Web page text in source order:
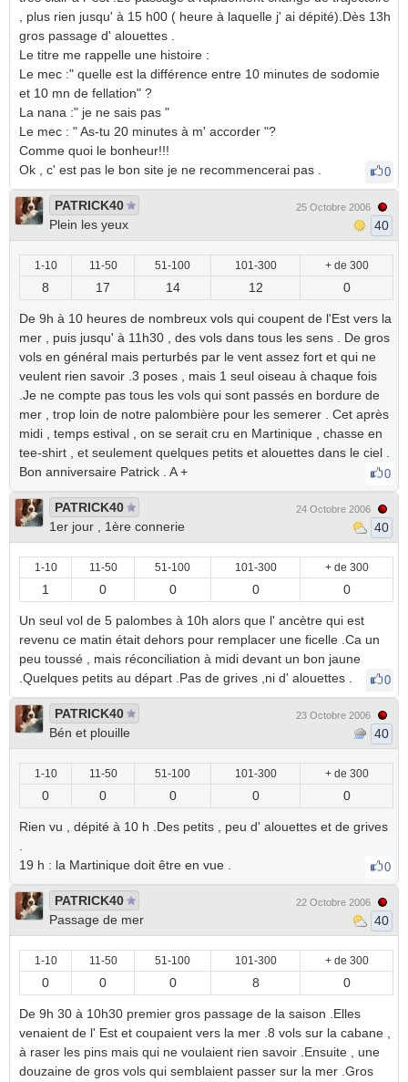
, plus rien jusqu' à 15 h00 ( heure à laquelle j' ai dépité).Dès 13h
gros passage d' alouettes .
Le titre me rappelle une histoire :
Le mec :" quelle est la différence entre 10 minutes de sodomie
et 10 mn de fellation" ?
La nana :" je ne sais pas "
Le mec : " As-tu 20 minutes à m' accorder "?
Comme quoi le bonheur!!!
Ok , c' est pas le bon site je ne recommencerai pas .
0
PATRICK40
Plein les yeux
25 Octobre 2006
40
1-10 11-50 51-100 101-300 + de 300
8 17 14 12 0
De 9h à 10 heures de nombreux vols qui coupent de l'Est vers la
mer , puis jusqu' à 11h30 , des vols dans tous les sens . De gros
vols en général mais perturbés par le vent assez fort et qui ne
veulent rien savoir .3 poses , mais 1 seul oiseau à chaque fois
.Je ne compte pas tous les vols qui sont passés en bordure de
mer , trop loin de notre palombière pour les semerer . Cet après
midi , temps estival , on se serait cru en Martinique , chasse en
tee-shirt , et seulement quelques petits et alouettes dans le ciel .
Bon anniversaire Patrick . A +
0
PATRICK40
1er jour , 1ère connerie
24 Octobre 2006
40
1-10 11-50 51-100 101-300 + de 300
1 0 0 0 0
Un seul vol de 5 palombes à 10h alors que l' ancètre qui est
revenu ce matin était dehors pour remplacer une ficelle .Ca un
peu toussé , mais réconciliation à midi devant un bon jaune
.Quelques petits au départ .Pas de grives ,ni d' alouettes .
0
PATRICK40
Bén et plouille
23 Octobre 2006
40
1-10 11-50 51-100 101-300 + de 300
0 0 0 0 0
Rien vu , dépité à 10 h .Des petits , peu d' alouettes et de grives
19 h : la Martinique doit être en vue .
0
PATRICK40
Passage de mer
22 Octobre 2006
40
1-10 11-50 51-100 101-300 + de 300
0 0 0 8 0
De 9h 30 à 10h30 premier gros passage de la saison .Elles
venaient de l' Est et coupaient vers la mer .8 vols sur la cabane ,
à raser les pins mais qui ne voulaient rien savoir .Ensuite , une
douzaine de gros vols qui semblaient passer sur la mer .Gros